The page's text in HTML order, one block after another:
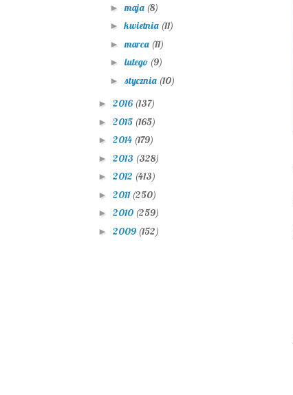
► maja (8)
►kwietnia (11)
► marca (11)
► lutego (9)
► stycznia (10)
► 2016 (137)
► 2015 (165)
► 2014 (179)
► 2013 (328)
► 2012 (413)
► 2011 (250)
► 2010 (259)
► 2009 (152)